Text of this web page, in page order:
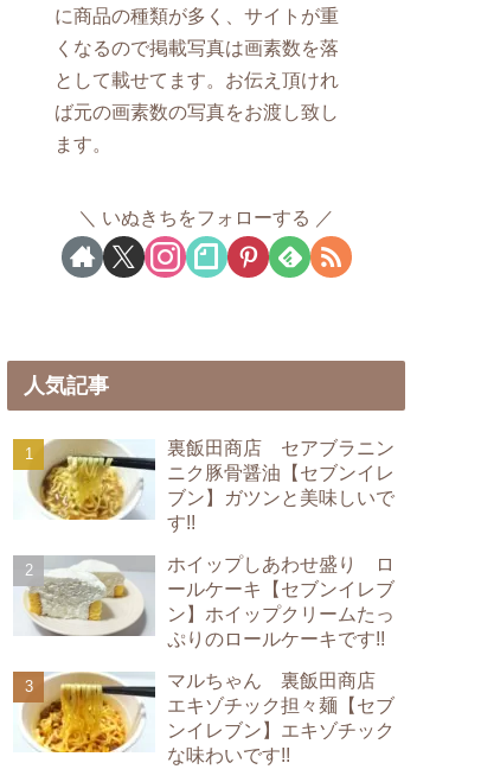
に商品の種類が多く、サイトが重
くなるので掲載写真は画素数を落
として載せてます。お伝え頂けれ
ば元の画素数の写真をお渡し致し
ます。
いぬきちをフォローする
人気記事
裏飯田商店 セアブラニン
ニク豚骨醤油【セブンイレ
ブン】ガツンと美味しいで
す!!
ホイップしあわせ盛り ロ
ールケーキ【セブンイレブ
ン】ホイップクリームたっ
ぷりのロールケーキです!!
マルちゃん 裏飯田商店
エキゾチック担々麺【セブ
ンイレブン】エキゾチック
な味わいです!!